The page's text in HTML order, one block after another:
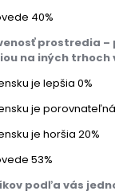
40%
prostredia
na iných trhoch
je lepšia 0%
je porovnateľná
je horšia 20%
53%
podľa vás